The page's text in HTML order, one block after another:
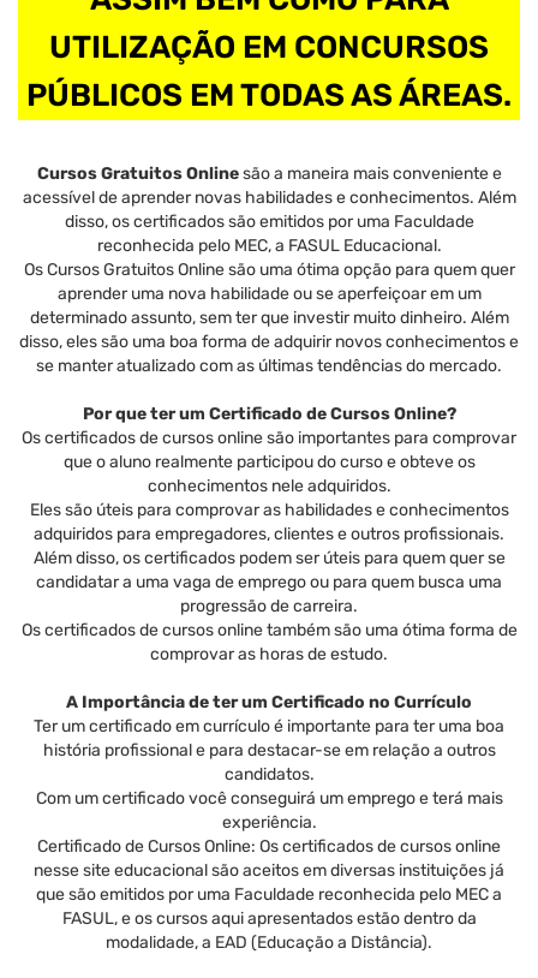
UTILIZAÇÃO EM CONCURSOS
PÚBLICOS EM TODAS AS ÁREAS.
Cursos Gratuitos Onlinesão a maneira mais conveniente e
acessível de aprender novas habilidades e conhecimentos. Além
disso, os certificados são emitidos por uma Faculdade
reconhecida pelo MEC, a FASUL Educacional.
Os Cursos Gratuitos Online são uma ótima opção para quem quer
aprender uma nova habilidade ou se aperfeiçoar em um
determinado assunto, sem ter que investir muito dinheiro. Além
disso, eles são uma boa forma de adquirir novos conhecimentos e
se manter atualizado com as últimas tendências do mercado.
Por que ter um Certificado de Cursos Online?
Os certificados de cursos online são importantes para comprovar
que o aluno realmente participou do curso e obteve os
conhecimentos nele adquiridos.
Eles são úteis para comprovar as habilidades e conhecimentos
adquiridos para empregadores, clientes e outros profissionais.
Além disso, os certificados podem ser úteis para quem quer se
candidatar a uma vaga de emprego ou para quem busca uma
progressão de carreira.
Os certificados de cursos online também são uma ótima forma de
comprovar as horas de estudo.
A Importância de ter um Certificado no Currículo
Ter um certificado em currículo é importante para ter uma boa
história profissional e para destacar-se em relação a outros
candidatos.
Com um certificado você conseguirá um emprego e terá mais
experiência.
Certificado de Cursos Online: Os certificados de cursos online
nesse site educacional são aceitos em diversas instituições já
que são emitidos por uma Faculdade reconhecida pelo MEC a
FASUL, e os cursos aqui apresentados estão dentro da
modalidade, a EAD (Educação a Distância).